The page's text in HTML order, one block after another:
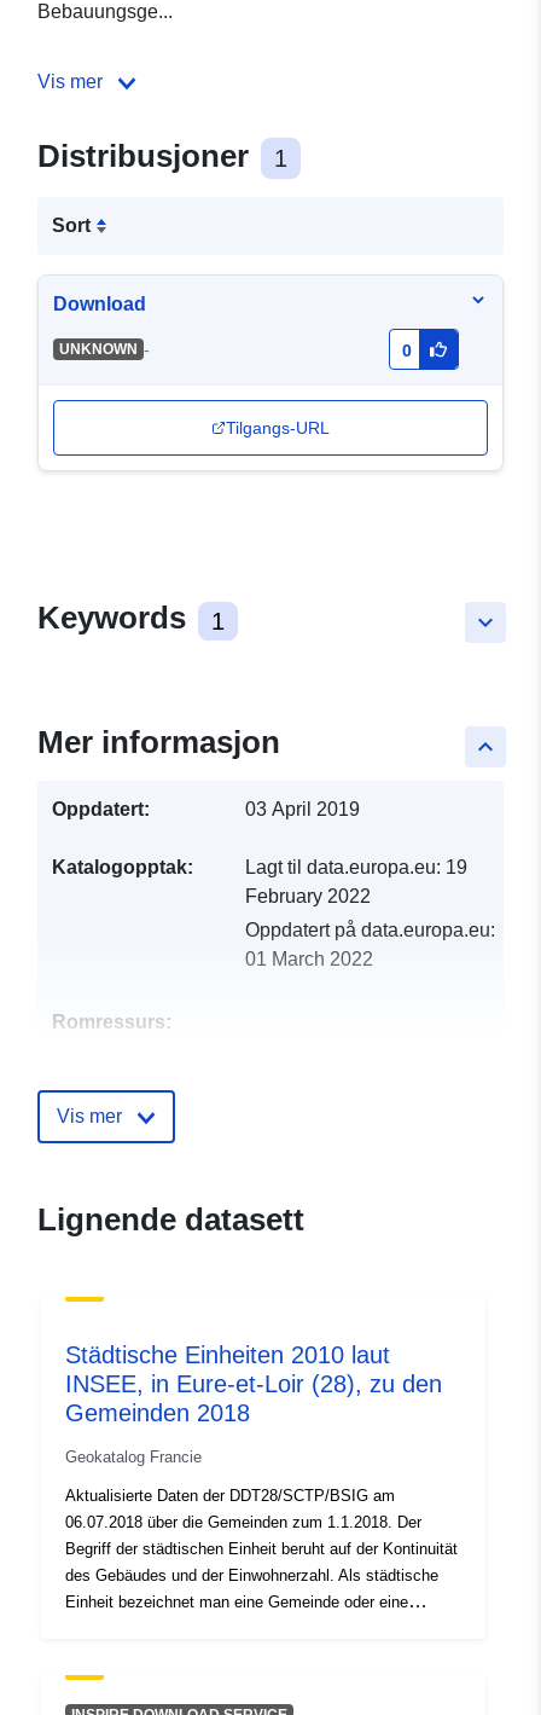
Bebauungsge...
Vis mer
Distribusjoner 1
Sort
Download
UNKNOWN - 0
Tilgangs-URL
keyboard_arrow_down
Keywords 1
keyboard_arrow_up
Mer informasjon
Oppdatert: 03 April 2019
Katalogopptak: Lagt til data.europa.eu: 19
February 2022
Oppdatert på data.europa.eu:
01 March 2022
Romressurs:
c7af4c889ae1
4a06-9761-93264e48f793
Type:
Ressurs:
http://inspire.ec.europa.eu/
Vis mer
Lignende datasett
Städtische Einheiten 2010 laut
INSEE, in Eure-et-Loir (28), zu den
Gemeinden 2018
Geokatalog Francie
Aktualisierte Daten der DDT28/SCTP/BSIG am
06.07.2018 über die Gemeinden zum 1.1.2018. Der
Begriff der städtischen Einheit beruht auf der Kontinuität
des Gebäudes und der Einwohnerzahl. Als städtische
Einheit bezeichnet man eine Gemeinde oder eine
Metern zwischen zwei Gebäuden), die mindestens 2 000
Einwohner umfasst.Wenn sich die städtische Einheit in